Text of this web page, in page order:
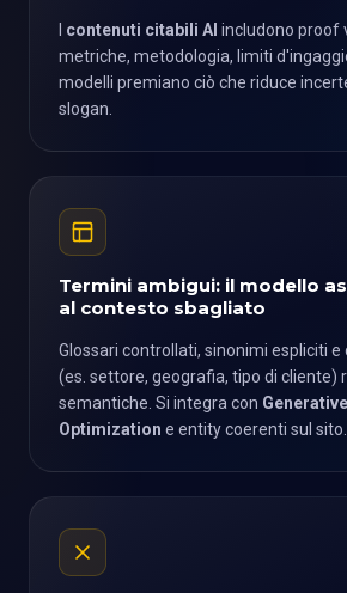
contenuti citabili AI includono proof
metriche, metodologia, limiti
modelli premiano ciò che riduce
slogan.
Termini ambigui: il modello
al contesto sbagliato
Glossari controllati, sinonimi espliciti
(es. settore, geografia, tipo di cliente)
semantiche. Si integra con
Optimization e entity coerenti sul sito.